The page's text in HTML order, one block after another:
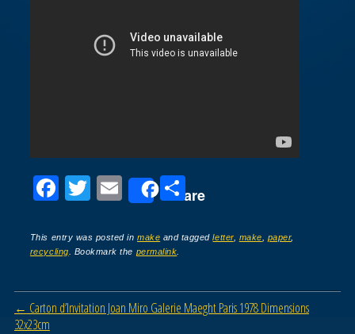
F
c
e
b
o
T
tt
er
E
ail
Share
P
ta
er
This entry was posted inmake and taggedletter, make paper,
recycling . Bookmark the permalink
Post navigation
← Carton d’Invitation Joan Miro Galerie Maeght Paris 1978 Dimensions
32x23cm